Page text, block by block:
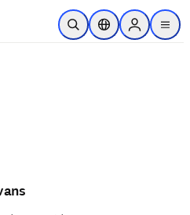
Saltar al contenido principal
Abrir búsqueda
Selector deSign in to
menu